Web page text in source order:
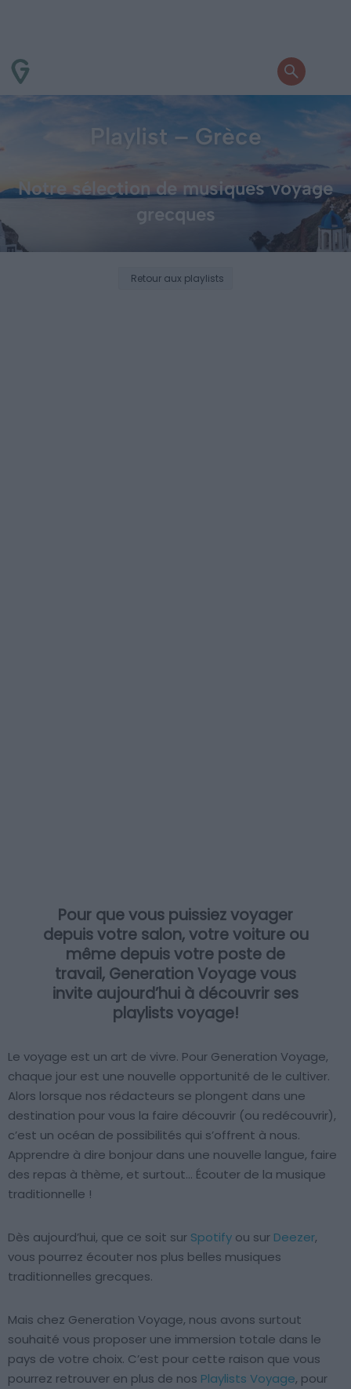
Playlist – Grèce
Notre sélection de musiques voyage
grecques
Retour aux playlists
Pour que vous puissiez voyager
depuis votre salon, votre voiture ou
même depuis votre poste de
travail, Generation Voyage vous
invite aujourd’hui à découvrir ses
playlists voyage!
Le voyage est un art de vivre. Pour Generation Voyage,
chaque jour est une nouvelle opportunité de le cultiver.
Alors lorsque nos rédacteurs se plongent dans une
destination pour vous la faire découvrir (ou redécouvrir),
c’est un océan de possibilités qui s’offrent à nous.
Apprendre à dire bonjour dans une nouvelle langue, faire
des repas à thème, et surtout… Écouter de la musique
traditionnelle !
Dès aujourd’hui, que ce soit sur Spotify ou sur Deezer,
vous pourrez écouter nos plus belles musiques
traditionnelles grecques.
Mais chez Generation Voyage, nous avons surtout
souhaité vous proposer une immersion totale dans le
pays de votre choix. C’est pour cette raison que vous
pourrez retrouver en plus de nos Playlists Voyage, pour